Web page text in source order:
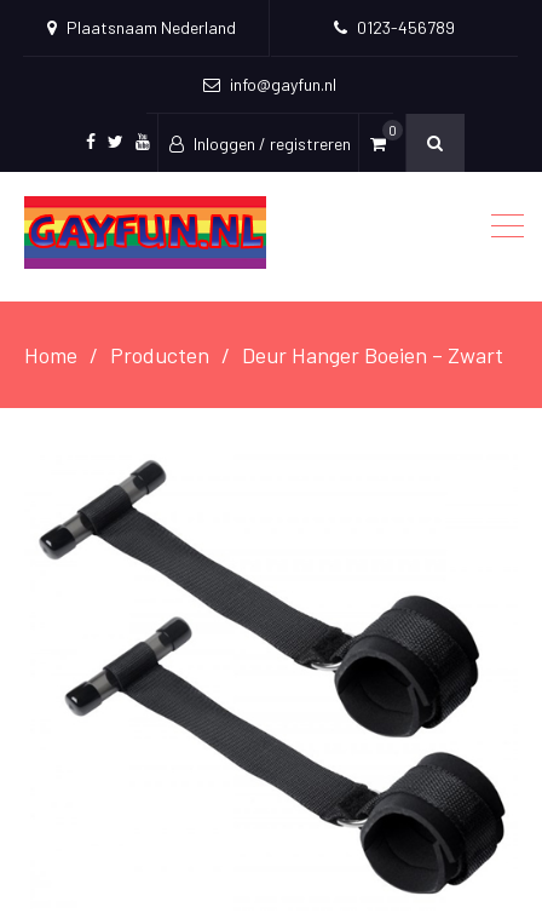
Plaatsnaam Nederland 0123-456789
info@gayfun.nl
Facebook
TwitterYoutube
Inloggen / registreren
0
Home Producten Deur Hanger Boeien – Zwart